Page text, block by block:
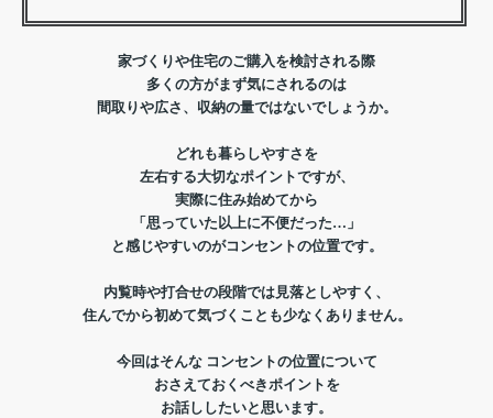
家づくりや住宅のご購入を検討される際
多くの方がまず気にされるのは
間取りや広さ、収納の量ではないでしょうか。
どれも暮らしやすさを
左右する大切なポイントですが、
実際に住み始めてから
「思っていた以上に不便だった…」
と感じやすいのがコンセントの位置です。
内覧時や打合せの段階では見落としやすく、
住んでから初めて気づくことも少なくありません。
今回はそんな コンセントの位置について
おさえておくべきポイントを
お話ししたいと思います。